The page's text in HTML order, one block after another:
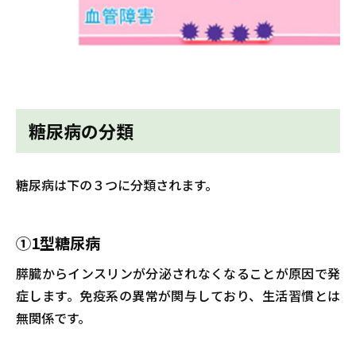
糖尿病の分類
糖尿病は下の３つに分類されます。
①1型糖尿病
膵臓からインスリンが分泌されなくなることが原因で発
症します。免疫系の異常が関与しており、生活習慣とは
無関係です。